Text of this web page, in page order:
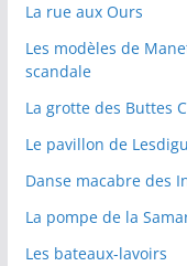
La rue aux Ours
Les modèles de
scandale
La grotte des Buttes
Le pavillon de
Danse macabre des
La pompe de la
Les bateaux-lavoirs